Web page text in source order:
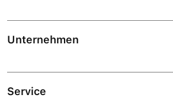
Unternehmen
Service